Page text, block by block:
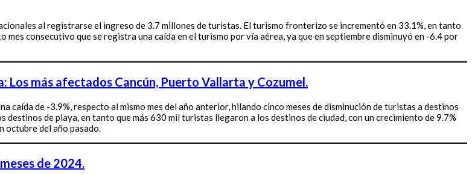
al registrarse el ingreso de 3.7 millones de turistas. El turismo fronterizo se incrementó en 33.1%, en tanto
consecutivo que se registra una caída en el turismo por vía aérea, ya que en septiembre disminuyó en -6.4 por
Los más afectados Cancún, Puerto Vallarta y Cozumel.
caída de -3.9%, respecto al mismo mes del año anterior, hilando cinco meses de disminución de turistas a destinos
de playa, en tanto que más 630 mil turistas llegaron a los destinos de ciudad, con un crecimiento de 9.7%
octubre del año pasado.
de 2024.